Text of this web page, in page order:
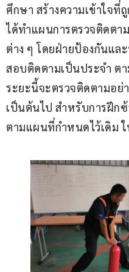
ศึกษา สร้างความเข้าใจ
ได้ทำแผนการตรวจติดต
ต่าง ๆ โดยฝ่ายป้องกันแล
สอบติดตามเป็นประจำ ต
ระยะนี้จะตรวจติดตามอย่
เป็นต้นไป สำหรับการฝึ
ตามแผนที่กำหนดไว้เดิม